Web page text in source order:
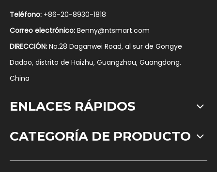
Teléfono: +86-20-8930-1818
Correo electrónico: Benny@ntsmart.com
DIRECCIÓN: No.28 Daganwei Road, al sur de Gongye
Dadao, distrito de Haizhu, Guangzhou, Guangdong,
China
ENLACES RÁPIDOS
CATEGORÍA DE PRODUCTO